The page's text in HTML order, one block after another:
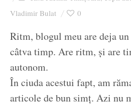
Vladimir Bulat 0
Ritm, blogul meu are deja
câtva timp. Are ritm, și are
autonom.
În ciuda acestui fapt, am
articole de bun simț. Azi nu